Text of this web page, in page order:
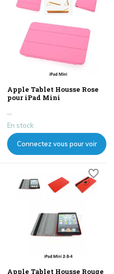
Apple Tablet Housse Rose
pour iPad Mini
En stock
Connectez vous pour voir
Apple Tablet Housse Rouge